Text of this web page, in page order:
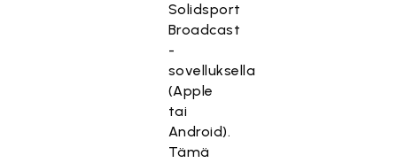
Solidsport
Broadcast
-
sovelluksella
(Apple
tai
Android).
Tämä